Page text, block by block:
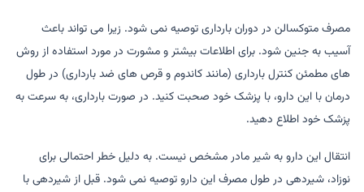
مصرف متوکسالن در دوران بارداری توصیه نمی شود. زیرا می تواند باعث
آسیب به جنین شود. برای اطلاعات بیشتر و مشورت در مورد استفاده از روش
های مطمئن کنترل بارداری (مانند کاندوم و قرص های ضد بارداری) در طول
درمان با این دارو، با پزشک خود صحبت کنید. در صورت بارداری، به سرعت به
پزشک خود اطلاع دهید.
انتقال این دارو به شیر مادر مشخص نیست. به دلیل خطر احتمالی برای
نوزاد، شیردهی در طول مصرف این دارو توصیه نمی شود. قبل از شیردهی با